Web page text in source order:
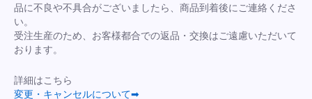
品に不良や不具合がございましたら、商品到着後にご連絡くださ
い。
受注生産のため、お客様都合での返品・交換はご遠慮いただいて
おります。
詳細はこちら
変更・キャンセルについて➡